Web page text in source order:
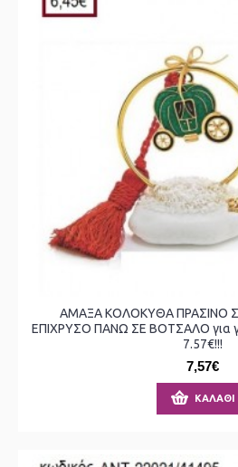
ΑΜΑΞΑ ΚΟΛΟΚΥΘΑ ΠΡΑΣΙΝΟ
ΕΠΙΧΡΥΣΟ ΠΑΝΩ ΣΕ ΒΟΤΣΑΛΟ για
7.57€!!!
7,57€
ΚΑΛΆΘΙ